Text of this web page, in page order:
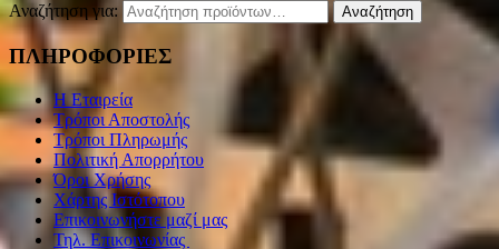
Αναζήτηση για: Αναζήτηση
ΠΛΗΡΟΦΟΡΙΕΣ
Η Εταιρεία
Τρόποι Αποστολής
Τρόποι Πληρωμής
Πολιτική Απορρήτου
Όροι Χρήσης
Χάρτης Ιστότοπου
Επικοινωνήστε μαζί μας
Τηλ. Επικοινωνίας